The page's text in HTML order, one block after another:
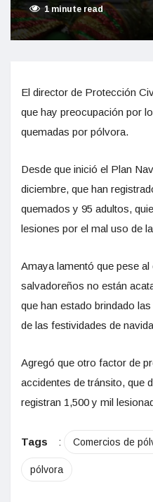
1 minute read
El director de Protección
que hay preocupación por
quemadas por pólvora.
Desde que inició el Plan
diciembre, que han
quemados y 95 adultos,
lesiones por el mal uso de
Amaya lamentó que pese
salvadoreños no están
que han estado brindado
de las festividades de
Agregó que otro factor de
accidentes de tránsito, que
registran 1,500 y mil
Tags : Comercios de
pólvora